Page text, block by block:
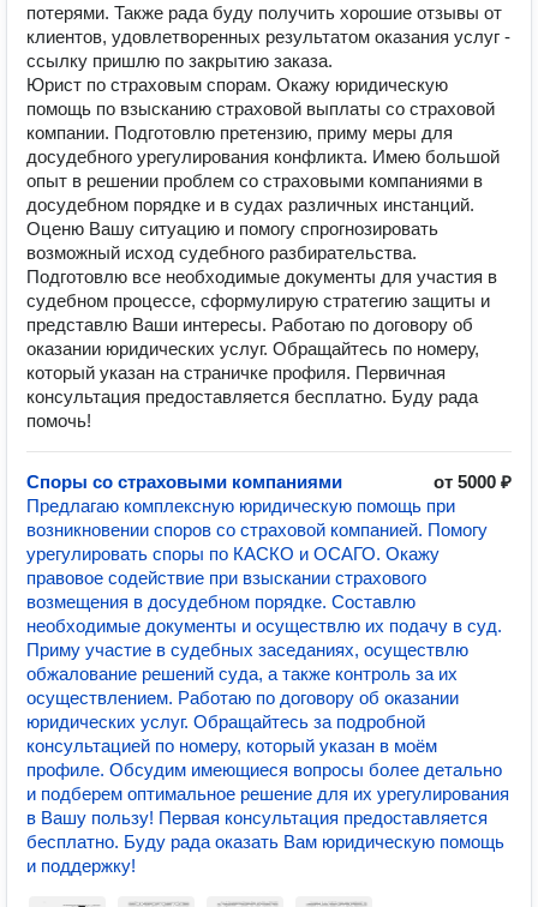
потерями. Также рада буду получить хорошие отзывы от
клиентов, удовлетворенных результатом оказания услуг -
ссылку пришлю по закрытию заказа.
Юрист по страховым спорам. Окажу юридическую
помощь по взысканию страховой выплаты со страховой
компании. Подготовлю претензию, приму меры для
досудебного урегулирования конфликта. Имею большой
опыт в решении проблем со страховыми компаниями в
досудебном порядке и в судах различных инстанций.
Оценю Вашу ситуацию и помогу спрогнозировать
возможный исход судебного разбирательства.
Подготовлю все необходимые документы для участия в
судебном процессе, сформулирую стратегию защиты и
представлю Ваши интересы. Работаю по договору об
оказании юридических услуг. Обращайтесь по номеру,
который указан на страничке профиля. Первичная
консультация предоставляется бесплатно. Буду рада
помочь!
Споры со страховыми компаниями
от 5000 ₽
Предлагаю комплексную юридическую помощь при
возникновении споров со страховой компанией. Помогу
урегулировать споры по КАСКО и ОСАГО. Окажу
правовое содействие при взыскании страхового
возмещения в досудебном порядке. Составлю
необходимые документы и осуществлю их подачу в суд.
Приму участие в судебных заседаниях, осуществлю
обжалование решений суда, а также контроль за их
осуществлением. Работаю по договору об оказании
юридических услуг. Обращайтесь за подробной
консультацией по номеру, который указан в моём
профиле. Обсудим имеющиеся вопросы более детально
и подберем оптимальное решение для их урегулирования
в Вашу пользу! Первая консультация предоставляется
бесплатно. Буду рада оказать Вам юридическую помощь
и поддержку!